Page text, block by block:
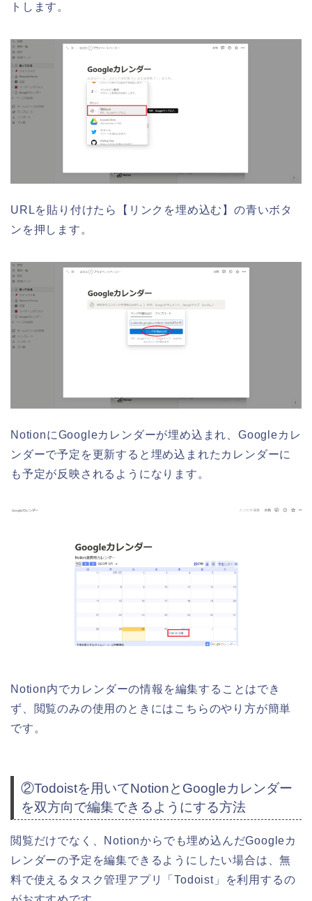
トします。
URLを貼り付けたら【リンクを埋め込む】の青いボタ
ンを押します。
NotionにGoogleカレンダーが埋め込まれ、Googleカレ
ンダーで予定を更新すると埋め込まれたカレンダーに
も予定が反映されるようになります。
Notion内でカレンダーの情報を編集することはでき
ず、閲覧のみの使用のときにはこちらのやり方が簡単
です。
②Todoistを用いてNotionとGoogleカレンダー
を双方向で編集できるようにする方法
閲覧だけでなく、Notionからでも埋め込んだGoogleカ
レンダーの予定を編集できるようにしたい場合は、無
料で使えるタスク管理アプリ「Todoist」を利用するの